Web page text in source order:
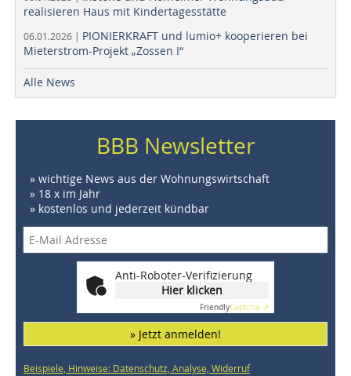
realisieren Haus mit Kindertagesstätte
06.01.2026 | PIONIERKRAFT und lumio+ kooperieren bei
Mieterstrom-Projekt „Zossen I“
Alle News
BBB Newsletter
» wichtige News aus der Wohnungswirtschaft
» 18 x im Jahr
» kostenlos und jederzeit kündbar
Anti-Roboter-Verifizierung
Hier klicken
FriendlyCaptcha ⇗
» Jetzt anmelden!
Beispiele, Hinweise: Datenschutz, Analyse, Widerruf